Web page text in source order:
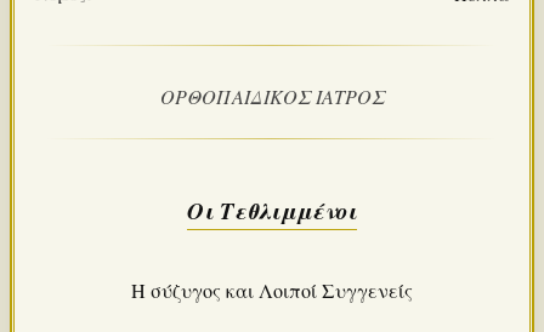
ΟΡΘΟΠΑΙΔΙΚΟΣ ΙΑΤΡΟΣ
Οι Τεθλιμμένοι
Η σύζυγος και Λοιποί Συγγενείς